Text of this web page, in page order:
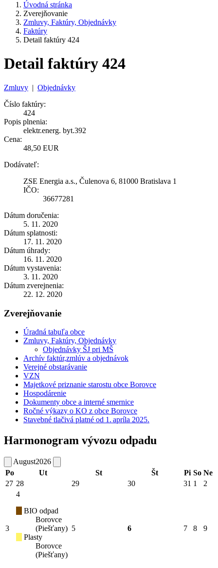
Úvodná stránka
Zverejňovanie
Zmluvy, Faktúry, Objednávky
Faktúry
Detail faktúry 424
Detail faktúry 424
Zmluvy | Objednávky
Číslo faktúry:
424
Popis plnenia:
elektr.energ. byt.392
Cena:
48,50 EUR
Dodávateľ:
ZSE Energia a.s., Čulenova 6, 81000 Bratislava 1
IČO:
36677281
Dátum doručenia:
5. 11. 2020
Dátum splatnosti:
17. 11. 2020
Dátum úhrady:
16. 11. 2020
Dátum vystavenia:
3. 11. 2020
Dátum zverejnenia:
22. 12. 2020
Zverejňovanie
Úradná tabuľa obce
Zmluvy, Faktúry, Objednávky
Objednávky ŠJ pri MŠ
Archív faktúr,zmlúv a objednávok
Verejné obstarávanie
VZN
Majetkové priznanie starostu obce Borovce
Hospodárenie
Dokumenty obce a interné smernice
Ročné výkazy o KO z obce Borovce
Stavebné tlačivá platné od 1. apríla 2025.
Harmonogram vývozu odpadu
August2026
Po
Ut St Št Pi So Ne
27 28 29 30 31 1 2
3
4
BIO odpad
Borovce
(Piešťany)
Plasty
Borovce
(Piešťany)
5 6 7 8 9